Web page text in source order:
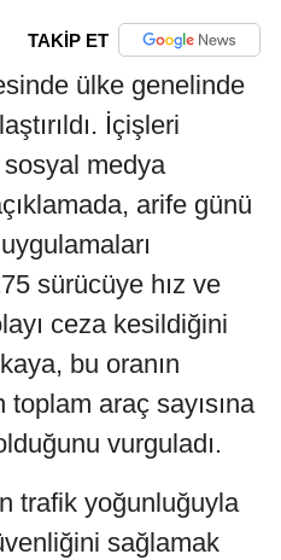
TAKİP ET
ülke genelinde
İçişleri
sosyal medya
arife günü
sürücüye hız ve
ceza kesildiğini
bu oranın
toplam araç sayısına
vurguladı.
trafik yoğunluğuyla
sağlamak